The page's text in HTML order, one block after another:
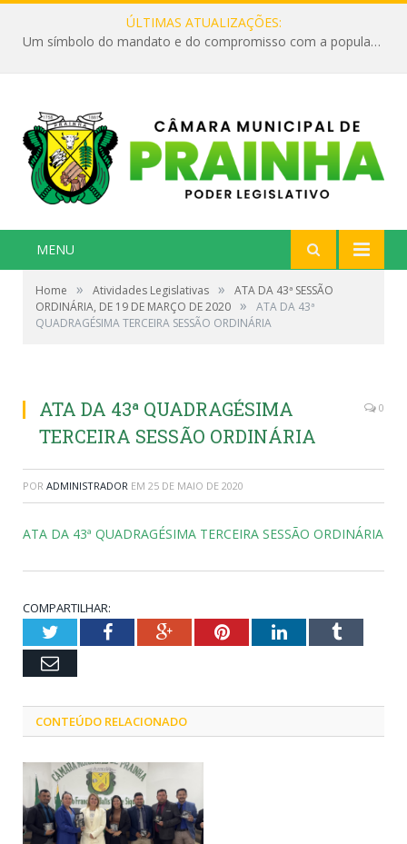
ÚLTIMAS ATUALIZAÇÕES:
Um símbolo do mandato e do compromisso com a população
MENU
Home » Atividades Legislativas »
ATA DA 43ª SESSÃO
ORDINÁRIA, DE 19 DE MARÇO DE 2020 »
ATA DA 43ª
QUADRAGÉSIMA TERCEIRA SESSÃO ORDINÁRIA
ATA DA 43ª QUADRAGÉSIMA
TERCEIRA SESSÃO ORDINÁRIA
0
POR ADMINISTRADOR EM 25 DE MAIO DE 2020
ATA DA 43ª QUADRAGÉSIMA TERCEIRA SESSÃO ORDINÁRIA
COMPARTILHAR:
TwitterFacebookGoogle+PinterestLinkedInTumblr
Email
CONTEÚDO RELACIONADO